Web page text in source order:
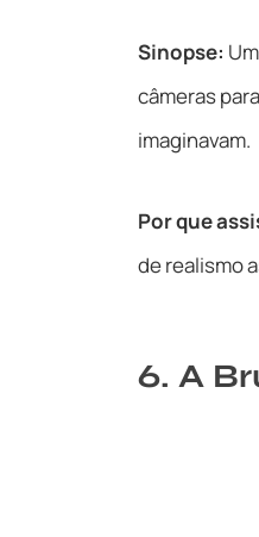
Sinopse:
câmeras
imaginavam.
Por que
de realismo
6. A